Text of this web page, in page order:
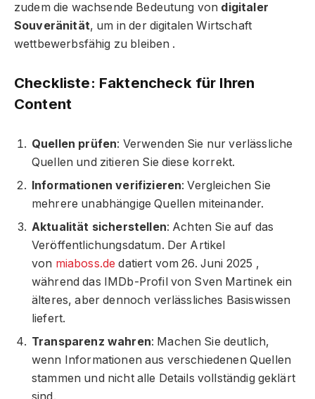
zudem die wachsende Bedeutung von digitaler
Souveränität, um in der digitalen Wirtschaft
wettbewerbsfähig zu bleiben .
Checkliste: Faktencheck für Ihren
Content
Quellen prüfen: Verwenden Sie nur verlässliche
Quellen und zitieren Sie diese korrekt.
Informationen verifizieren: Vergleichen Sie
mehrere unabhängige Quellen miteinander.
Aktualität sicherstellen: Achten Sie auf das
Veröffentlichungsdatum. Der Artikel
von miaboss.de datiert vom 26. Juni 2025 ,
während das IMDb-Profil von Sven Martinek ein
älteres, aber dennoch verlässliches Basiswissen
liefert.
Transparenz wahren: Machen Sie deutlich,
wenn Informationen aus verschiedenen Quellen
stammen und nicht alle Details vollständig geklärt